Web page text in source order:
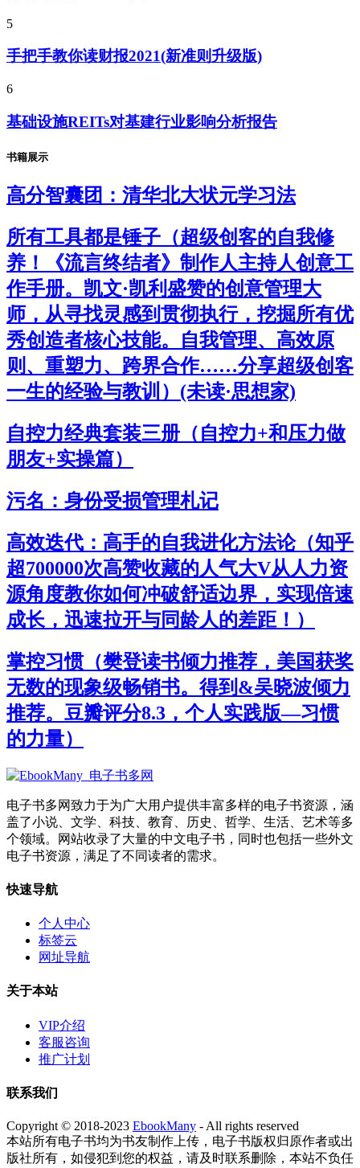
5
手把手教你读财报2021(新准则升级版)
6
基础设施REITs对基建行业影响分析报告
书籍展示
高分智囊团：清华北大状元学习法
所有工具都是锤子（超级创客的自我修
养！《流言终结者》制作人主持人创意工
作手册。凯文·凯利盛赞的创意管理大
师，从寻找灵感到贯彻执行，挖掘所有优
秀创造者核心技能。自我管理、高效原
则、重塑力、跨界合作……分享超级创客
一生的经验与教训）(未读·思想家)
自控力经典套装三册（自控力+和压力做
朋友+实操篇）
污名：身份受损管理札记
高效迭代：高手的自我进化方法论（知乎
超700000次高赞收藏的人气大V从人力资
源角度教你如何冲破舒适边界，实现倍速
成长，迅速拉开与同龄人的差距！）
掌控习惯（樊登读书倾力推荐，美国获奖
无数的现象级畅销书。得到&吴晓波倾力
推荐。豆瓣评分8.3，个人实践版—习惯
的力量）
电子书多网致力于为广大用户提供丰富多样的电子书资源，涵
盖了小说、文学、科技、教育、历史、哲学、生活、艺术等多
个领域。网站收录了大量的中文电子书，同时也包括一些外文
电子书资源，满足了不同读者的需求。
快速导航
个人中心
标签云
网址导航
关于本站
VIP介绍
客服咨询
推广计划
联系我们
Copyright © 2018-2023 EbookMany - All rights reserved
本站所有电子书均为书友制作上传，电子书版权归原作者或出
版社所有，如侵犯到您的权益，请及时联系删除，本站不负任